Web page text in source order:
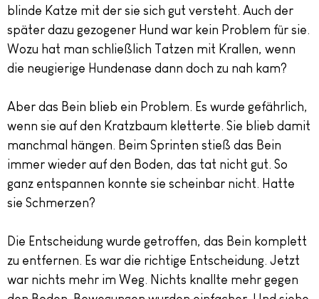
blinde Katze mit der sie sich gut versteht. Auch der
später dazu gezogener Hund war kein Problem für sie.
Wozu hat man schließlich Tatzen mit Krallen, wenn
die neugierige Hundenase dann doch zu nah kam?
Aber das Bein blieb ein Problem. Es wurde gefährlich,
wenn sie auf den Kratzbaum kletterte. Sie blieb damit
manchmal hängen. Beim Sprinten stieß das Bein
immer wieder auf den Boden, das tat nicht gut. So
ganz entspannen konnte sie scheinbar nicht. Hatte
sie Schmerzen?
Die Entscheidung wurde getroffen, das Bein komplett
zu entfernen. Es war die richtige Entscheidung. Jetzt
war nichts mehr im Weg. Nichts knallte mehr gegen